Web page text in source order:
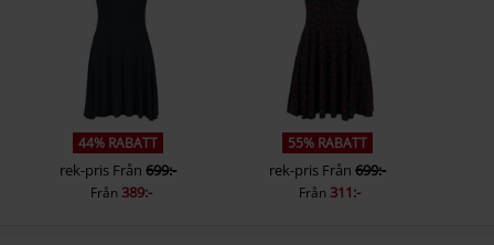
44% RABATT
rek-pris Från699:-
Från389:-
55% RABATT
rek-pris Från 699:-
Från311:-